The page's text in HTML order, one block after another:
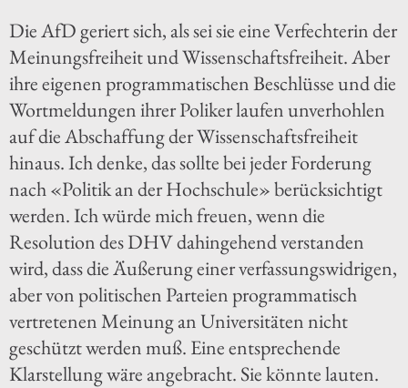
Die AfD geriert sich, als sei sie eine Verfechterin der
Meinungsfreiheit und Wissenschaftsfreiheit. Aber
ihre eigenen programmatischen Beschlüsse und die
Wortmeldungen ihrer Poliker laufen unverhohlen
auf die Abschaffung der Wissenschaftsfreiheit
hinaus. Ich denke, das sollte bei jeder Forderung
nach «Politik an der Hochschule» berücksichtigt
werden. Ich würde mich freuen, wenn die
Resolution des DHV dahingehend verstanden
wird, dass die Äußerung einer verfassungswidrigen,
aber von politischen Parteien programmatisch
vertretenen Meinung an Universitäten nicht
geschützt werden muß. Eine entsprechende
Klarstellung wäre angebracht. Sie könnte lauten.